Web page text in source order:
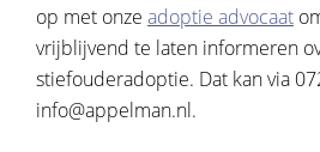
op met onze adoptie advocaat
vrijblijvend te laten informeren
stiefouderadoptie. Dat kan via
info@appelman.nl.